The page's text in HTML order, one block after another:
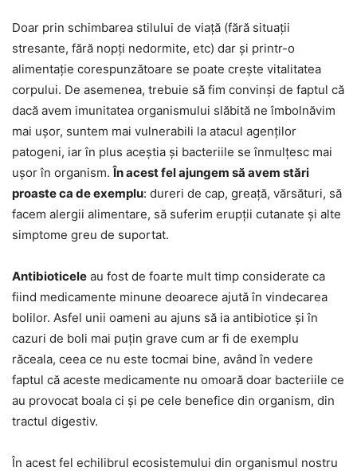
Doar prin schimbarea stilului de viață (fără situații
stresante, fără nopți nedormite, etc) dar și printr-o
alimentație corespunzătoare se poate crește vitalitatea
corpului. De asemenea, trebuie să fim convinși de faptul că
dacă avem imunitatea organismului slăbită ne îmbolnăvim
mai ușor, suntem mai vulnerabili la atacul agenților
patogeni, iar în plus aceștia și bacteriile se înmulțesc mai
ușor în organism.În acest fel ajungem să avem stări
proaste ca de exemplu: dureri de cap, greață, vărsături, să
facem alergii alimentare, să suferim erupții cutanate și alte
simptome greu de suportat.
Antibioticele au fost de foarte mult timp considerate ca
fiind medicamente minune deoarece ajută în vindecarea
bolilor. Asfel unii oameni au ajuns să ia antibiotice și în
cazuri de boli mai puțin grave cum ar fi de exemplu
răceala, ceea ce nu este tocmai bine, având în vedere
faptul că aceste medicamente nu omoară doar bacteriile ce
au provocat boala ci și pe cele benefice din organism, din
tractul digestiv.
În acest fel echilibrul ecosistemului din organismul nostru